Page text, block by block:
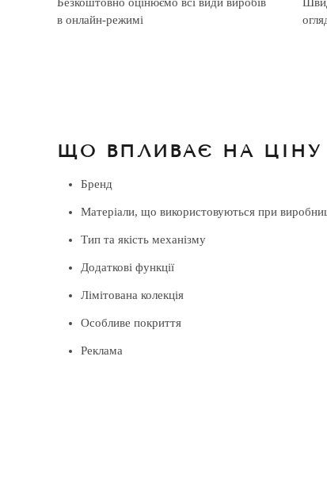
в онлайн-режимі
ЩО ВПЛИВАЄ НА ЦІНУ
Бренд
Матеріали, що використовуються при
Тип та якість механізму
Додаткові функції
Лімітована колекція
Особливе покриття
Реклама